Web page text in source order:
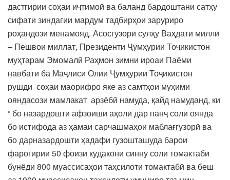
дастгирии соҳаи иҷтимоӣ ва баланд бардоштани сатҳу
сифати зиндагии мардум тадбирҳои заруриро
роҳандозӣ менамояд. Асосгузори сулҳу Ваҳдати миллӣ
– Пешвои миллат, Президенти Ҷумҳурии Тоҷикистон
муҳтарам Эмомалӣ Раҳмон зимни ироаи Паёми
навбатӣ ба Маҷлиси Олии Ҷумҳурии Тоҷикистон
рушди соҳаи маорифро яке аз самтҳои муҳими
ояндасози мамлакат арзёбӣ намуда, қайд намуданд, ки
“ бо назардошти афзоиши аҳолӣ дар панҷ соли оянда
бо истифода аз ҳамаи сарчашмаҳои маблағгузорӣ ва
бо дарназардошти ҳадафи гузошташуда барои
фарогирии 50 фоизи кӯдакони синну соли томактабӣ
бунёди 800 муассисаҳои таҳсилоти томактабӣ ва беш